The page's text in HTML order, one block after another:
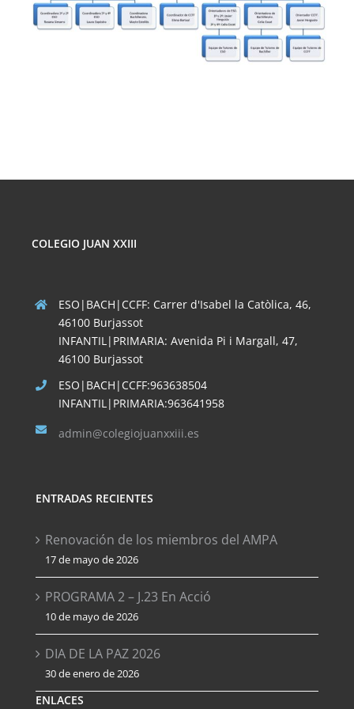
COLEGIO JUAN XXIII
ESO|BACH|CCFF: Carrer d'Isabel la Catòlica, 46,
46100 Burjassot
INFANTIL|PRIMARIA: Avenida Pi i Margall, 47,
46100 Burjassot
ESO|BACH|CCFF:963638504
INFANTIL|PRIMARIA:963641958
admin@colegiojuanxxiii.es
ENTRADAS RECIENTES
Renovación de los miembros del AMPA
17 de mayo de 2026
PROGRAMA 2 – J.23 En Acció
10 de mayo de 2026
DIA DE LA PAZ 2026
30 de enero de 2026
ENLACES